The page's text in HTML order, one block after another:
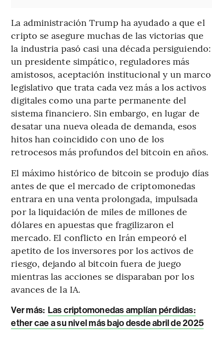
La administración Trump ha ayudado a que el
cripto se asegure muchas de las victorias que
la industria pasó casi una década persiguiendo:
un presidente simpático, reguladores más
amistosos, aceptación institucional y un marco
legislativo que trata cada vez más a los activos
digitales como una parte permanente del
sistema financiero. Sin embargo, en lugar de
desatar una nueva oleada de demanda, esos
hitos han coincidido con uno de los
retrocesos más profundos del bitcoin en años.
El máximo histórico de bitcoin se produjo días
antes de que el mercado de criptomonedas
entrara en una venta prolongada, impulsada
por la liquidación de miles de millones de
dólares en apuestas que fragilizaron el
mercado. El conflicto en Irán empeoró el
apetito de los inversores por los activos de
riesgo, dejando al bitcoin fuera de juego
mientras las acciones se disparaban por los
avances de la IA.
Ver más: Las criptomonedas amplían pérdidas:
ether cae a su nivel más bajo desde abril de 2025